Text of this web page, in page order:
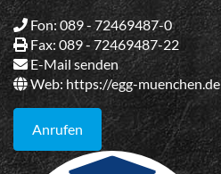
Fon: 089 - 72469487-0
Fax: 089 - 72469487-22
E-Mail senden
Web:https://egg-muenchen.de
Anrufen